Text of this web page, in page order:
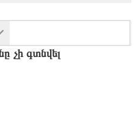
չի գտնվել